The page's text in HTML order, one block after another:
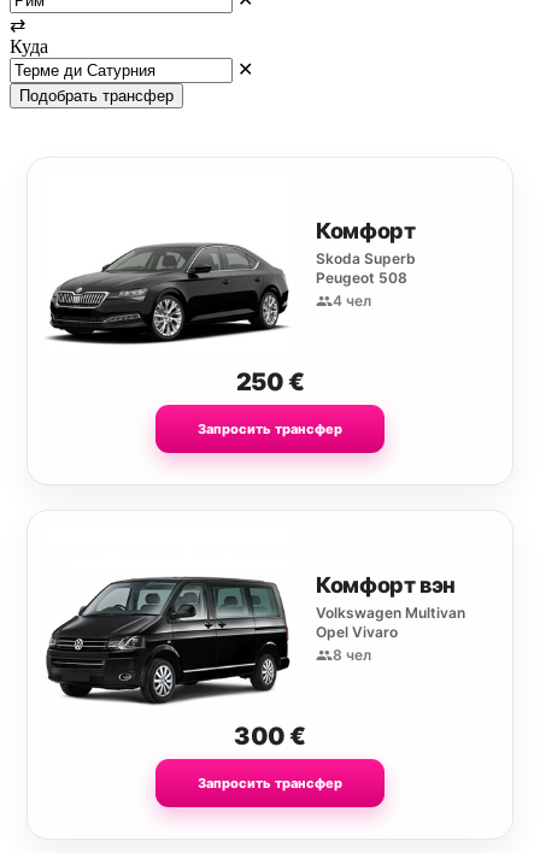
⇄
Куда
✕
Подобрать трансфер
Комфорт
Skoda Superb
Peugeot 508
4 чел
250€
Запросить трансфер
Комфорт вэн
Volkswagen Multivan
Opel Vivaro
8 чел
300€
Запросить трансфер